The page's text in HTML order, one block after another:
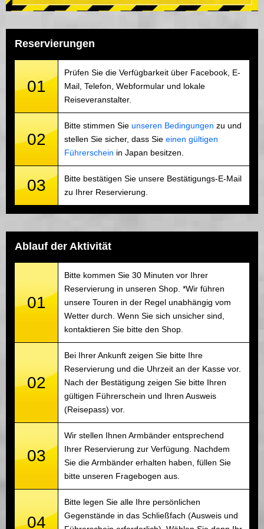
Reservierungen
01
Prüfen Sie die Verfügbarkeit über Facebook, E-
Mail, Telefon, Webformular und lokale
Reiseveranstalter.
02
Bitte stimmen Sie unseren Bedingungen zu und
stellen Sie sicher, dass Sie einen gültigen
Führerschein in Japan besitzen.
03
Bitte bestätigen Sie unsere Bestätigungs-E-Mail
zu Ihrer Reservierung.
Ablauf der Aktivität
01
Bitte kommen Sie 30 Minuten vor Ihrer
Reservierung in unseren Shop. *Wir führen
unsere Touren in der Regel unabhängig vom
Wetter durch. Wenn Sie sich unsicher sind,
kontaktieren Sie bitte den Shop.
02
Bei Ihrer Ankunft zeigen Sie bitte Ihre
Reservierung und die Uhrzeit an der Kasse vor.
Nach der Bestätigung zeigen Sie bitte Ihren
gültigen Führerschein und Ihren Ausweis
(Reisepass) vor.
03
Wir stellen Ihnen Armbänder entsprechend
Ihrer Reservierung zur Verfügung. Nachdem
Sie die Armbänder erhalten haben, füllen Sie
bitte unseren Fragebogen aus.
04
Bitte legen Sie alle Ihre persönlichen
Gegenstände in das Schließfach (Ausweis und